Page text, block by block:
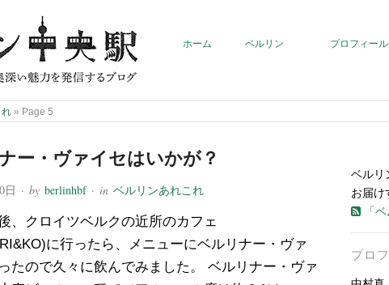
ホーム ベルリン プロフィール
れ » Page 5
ー・ヴァイセはいかが？
日 · by berlinhbf· in ベルリンあれこれ
、クロイツベルクの近所のカフェ
に行ったら、メニューにベルリナー・ヴァ
たので久々に飲んでみました。 ベルリナー・ヴァ
ベルリ
お届け
「
プロ